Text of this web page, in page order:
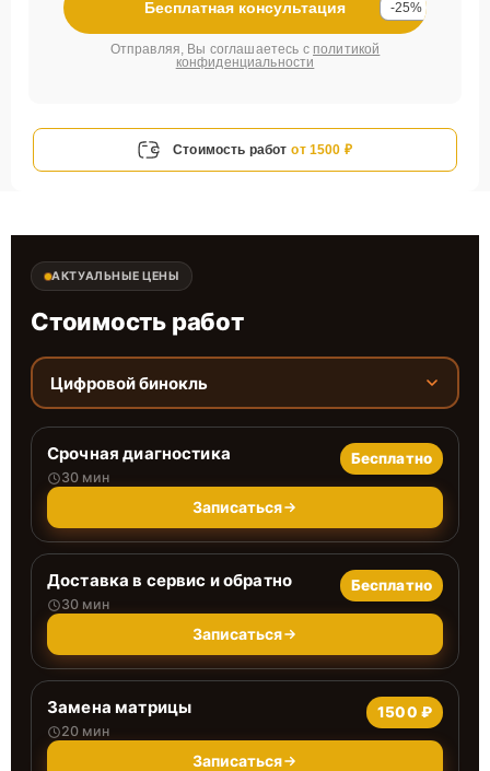
Бесплатная консультация -25%
Отправляя, Вы соглашаетесь с политикой
конфиденциальности
Стоимость работ от 1500 ₽
АКТУАЛЬНЫЕ ЦЕНЫ
Стоимость работ
Цифровой бинокль
Срочная диагностика
30 мин
Бесплатно
Записаться
Доставка в сервис и обратно
30 мин
Бесплатно
Записаться
Замена матрицы
20 мин
1500 ₽
Записаться